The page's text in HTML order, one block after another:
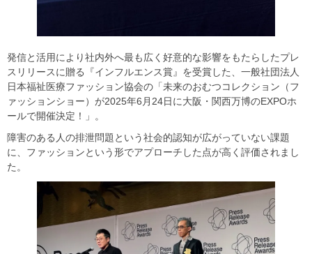
発信と活用により社内外へ最も広く好意的な影響をもたらしたプレ
スリリースに贈る『インフルエンス賞』を受賞した、一般社団法人
日本福祉医療ファッション協会の「未来のおむつコレクション（フ
ァッションショー）が2025年6月24日に大阪・関西万博のEXPOホ
ールで開催決定！」。
障害のある人の排泄問題という社会的認知が広がっていない課題
に、ファッションという形でアプローチした点が高く評価されまし
た。